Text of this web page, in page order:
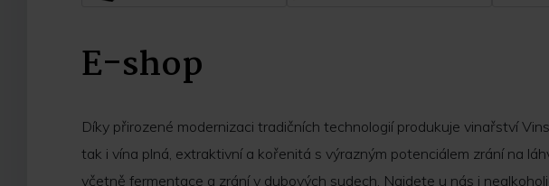
E-shop
Díky přirozené modernizaci tradičních technologií produkuje vinařství
tak i vína plná, extraktivní a kořenitá s výrazným potenciálem zrání na
včetně fermentace a zrání v dubových sudech. Najdete u nás i